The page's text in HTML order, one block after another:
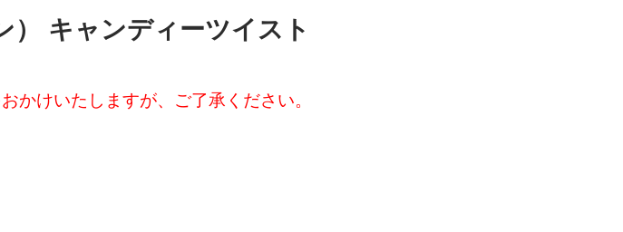
キャンディーツイスト
かけいたしますが、ご了承ください。